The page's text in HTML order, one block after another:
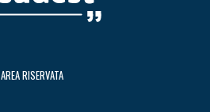
AREA RISERVATA